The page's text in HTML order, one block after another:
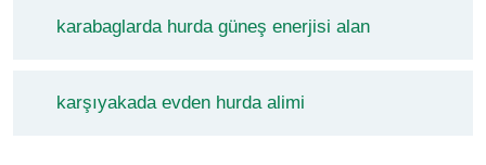
karabaglarda hurda güneş enerjisi alan
karşıyakada evden hurda alimi